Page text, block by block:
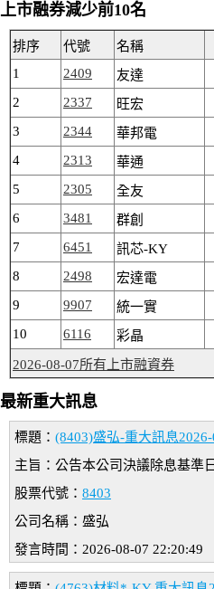
上市融券減少前10名
排序 代號 名稱
1
2409 友達
2
2337 旺宏
3
2344 華邦電
4
2313 華通
5
2305 全友
6
3481 群創
7
6451 訊芯-KY
8
2498 宏達電
9
9907 統一實
10
6116 彩晶
2026-08-07所有上市融資券
最新重大訊息
標題： (8403)盛弘-重大訊息2026-
主旨：公告本公司決議除息基準
股票代號： 8403
公司名稱：盛弘
發言時間：2026-08-07 22:20:49